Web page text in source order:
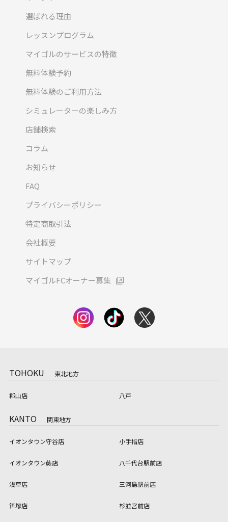
選ばれる理由
レッスンプログラム
マイゴルのサービスの特徴
無料体験予約
無料体験のご利用方法
シミュレーターの楽しみ方
店舗検索
コラム
お知らせ
FAQ
プライバシーポリシー
特定商取引法
会社概要
サイトマップ
マイゴルFCオーナー募集
TOHOKU 東北地方
郡山店 八戸
KANTO 関東地方
イオンタウン守谷店 小手指店
イオンタウン蕨店 八千代台駅前店
浅草店 三河島駅前店
笹塚店 杉並宮前店